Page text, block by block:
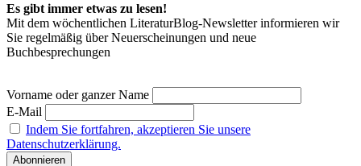
Es gibt immer etwas zu lesen!
Mit dem wöchentlichen LiteraturBlog-Newsletter informieren wir
Sie regelmäßig über Neuerscheinungen und neue
Buchbesprechungen
Vorname oder ganzer Name
E-Mail
Indem Sie fortfahren, akzeptieren Sie unsere
Datenschutzerklärung.